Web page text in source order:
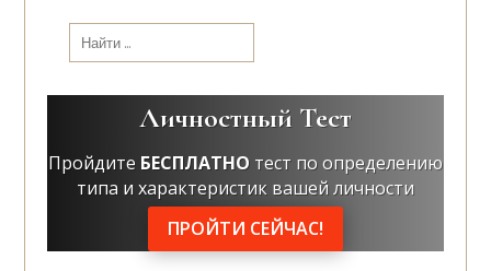
Искать:
Личностный Тест
Пройдите БЕСПЛАТНО тест по определению
типа и характеристик вашей личности
ПРОЙТИ СЕЙЧАС!